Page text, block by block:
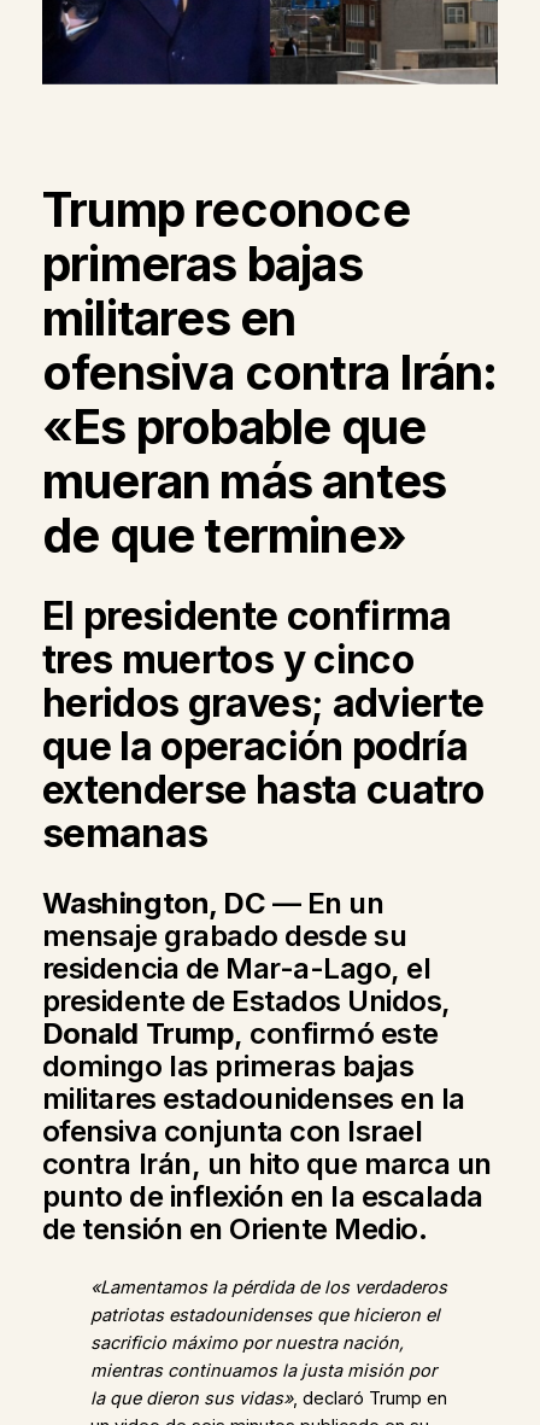
Trump reconoce
primeras bajas
militares en
ofensiva contra Irán:
«Es probable que
mueran más antes
de que termine»
El presidente confirma
tres muertos y cinco
heridos graves; advierte
que la operación podría
extenderse hasta cuatro
semanas
Washington, DC — En un
mensaje grabado desde su
residencia de Mar-a-Lago, el
presidente de Estados Unidos,
Donald Trump, confirmó este
domingo las primeras bajas
militares estadounidenses en la
ofensiva conjunta con Israel
contra Irán, un hito que marca un
punto de inflexión en la escalada
de tensión en Oriente Medio.
«Lamentamos la pérdida de los verdaderos
patriotas estadounidenses que hicieron el
sacrificio máximo por nuestra nación,
mientras continuamos la justa misión por
la que dieron sus vidas», declaró Trump en